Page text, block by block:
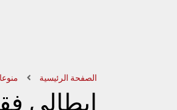
الصفحة الرئيسية
إيطالي